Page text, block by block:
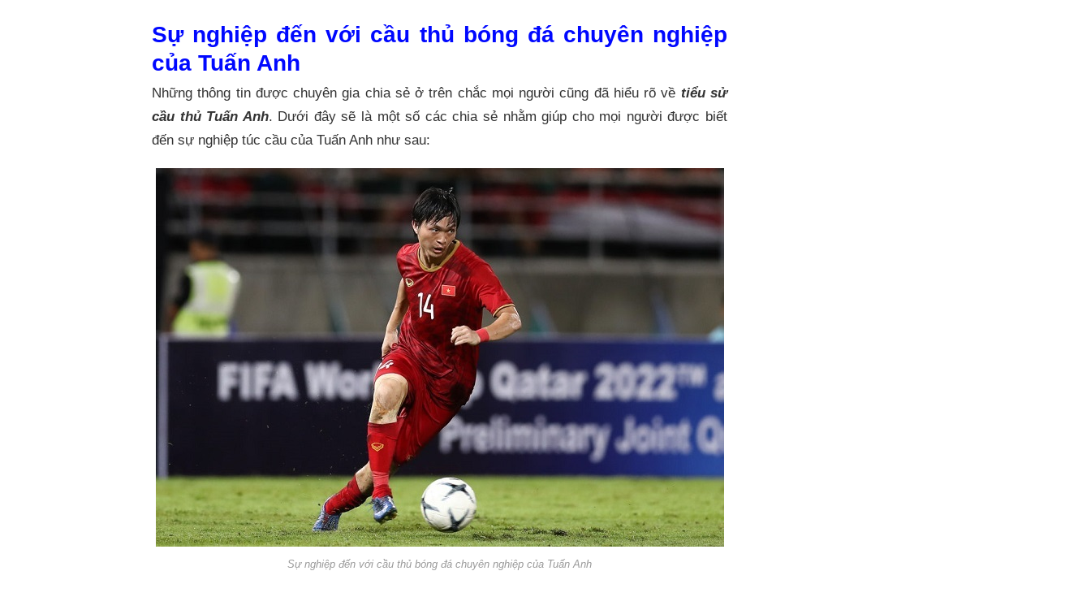
Sự nghiệp đến với cầu thủ bóng đá chuyên nghiệp
của Tuấn Anh
Những thông tin được chuyên gia chia sẻ ở trên chắc mọi người cũng đã hiểu rõ về tiểu sử
cầu thủ Tuấn Anh. Dưới đây sẽ là một số các chia sẻ nhằm giúp cho mọi người được biết
đến sự nghiệp túc cầu của Tuấn Anh như sau:
Sự nghiệp đến với cầu thủ bóng đá chuyên nghiệp của Tuấn Anh